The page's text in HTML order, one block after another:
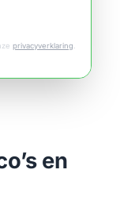
privacyverklaring.
en